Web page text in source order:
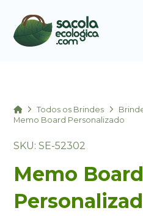
HomeTodos os Brindes
Memo Board Personalizado
SKU: SE-52302
Memo Board